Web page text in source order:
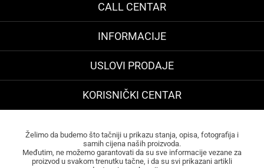
CALL CENTAR
INFORMACIJE
USLOVI PRODAJE
KORISNIČKI CENTAR
Želimo da budemo što tačniji u prikazu stanja, opisa, fotografija i
samih cijena naših proizvoda.
Međutim, ne možemo garantovati da su sve informacije vezane za
proizvod u svakom trenutku tačne, i da su svi prikazani artikli